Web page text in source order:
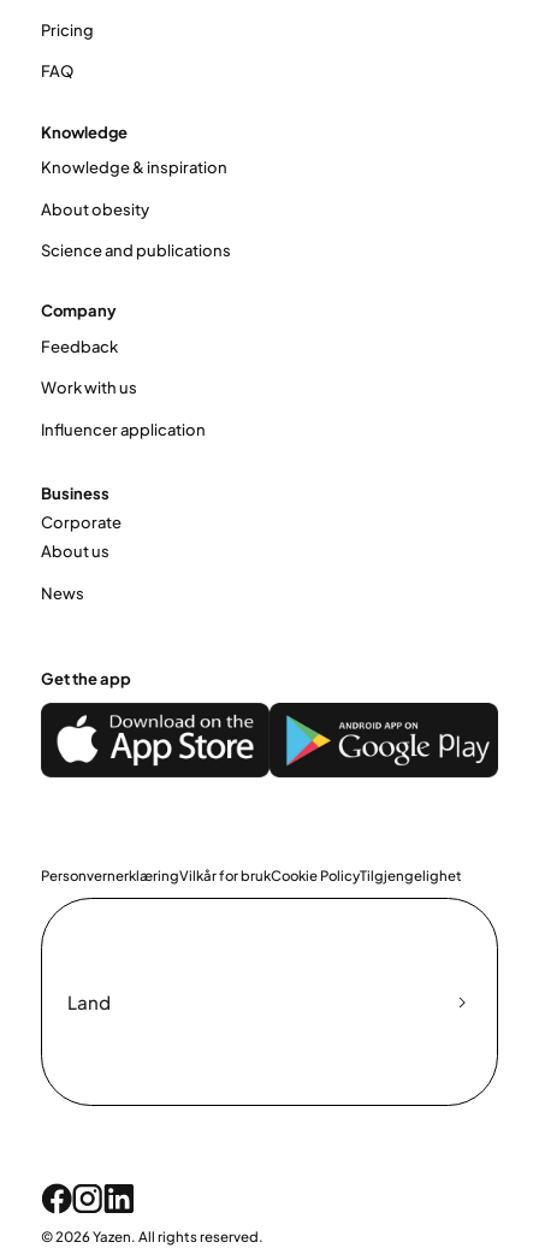
Pricing
FAQ
Knowledge
Knowledge & inspiration
About obesity
Science and publications
Company
Feedback
Work with us
Influencer application
Business
Corporate
About us
News
Get the app
PersonvernerklæringVilkår for brukCookie PolicyTilgjengelighet
Land
© 2026 Yazen. All rights reserved.